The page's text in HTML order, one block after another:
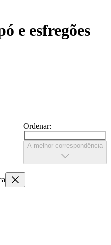
e esfregões
Ordenar:
A melhor correspondência